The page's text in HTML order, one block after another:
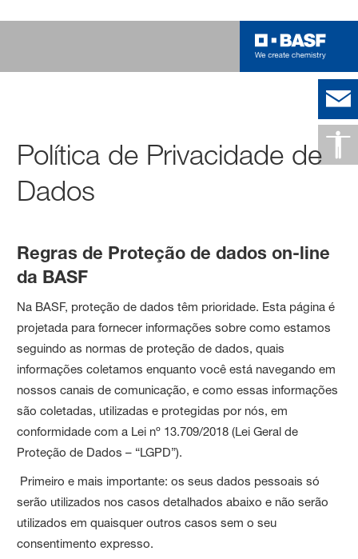
Política de Privacidade de
Dados
Regras de Proteção de dados on-line
da BASF
Na BASF, proteção de dados têm prioridade. Esta página é
projetada para fornecer informações sobre como estamos
seguindo as normas de proteção de dados, quais
informações coletamos enquanto você está navegando em
nossos canais de comunicação, e como essas informações
são coletadas, utilizadas e protegidas por nós, em
conformidade com a Lei nº 13.709/2018 (Lei Geral de
Proteção de Dados – “LGPD”).
Primeiro e mais importante: os seus dados pessoais só
serão utilizados nos casos detalhados abaixo e não serão
utilizados em quaisquer outros casos sem o seu
consentimento expresso.